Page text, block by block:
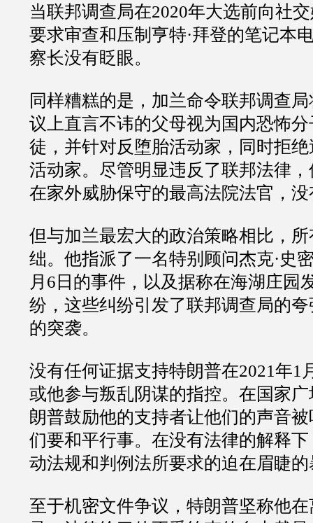
当联邦调查局在2020年大选前向社
要求审查和压制亨特·拜登的笔记本
察长没有眨眼。
同样糟糕的是，加兰命令联邦调查
议上直言不讳的父母视为国内恐怖
徒，并针对反堕胎活动家，同时拒
活动家。尽管明显违反了联邦法律
在家外威胁保守的最高法院法官，
但与加兰最宏大的政治策略相比，
绌。他指派了一名特别顾问杰克·史
月 6 日的事件，以及据称在海湖庄园
纷，这些纠纷引发了联邦调查局的
的突袭。
没有任何证据支持特朗普在2021年1
或他参与叛乱阴谋的指控。在国家
朗普鼓励他的支持者让他们的声音
们要和平行事。在没有法律的解释
动法规和判例法所要求的迫在眉睫
至于机密文件争议，特朗普坚称他